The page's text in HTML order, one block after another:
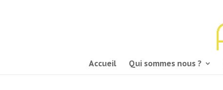
Accueil Qui sommes nous ?